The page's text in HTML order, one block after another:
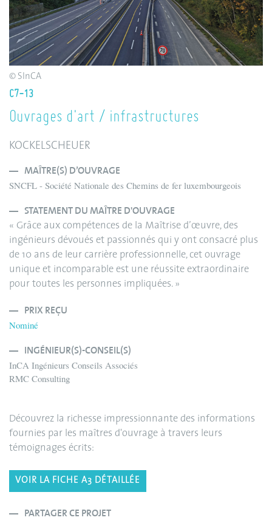
C7-13
Ouvrages d'art / infrastructures
KOCKELSCHEUER
MAÎTRE(S) D’OUVRAGE
SNCFL - Société Nationale des Chemins de fer luxembourgeois
STATEMENT DU MAÎTRE D'OUVRAGE
« Grâce aux compétences de la Maîtrise d’œuvre, des
ingénieurs dévoués et passionnés qui y ont consacré plus
de 10 ans de leur carrière professionnelle, cet ouvrage
unique et incomparable est une réussite extraordinaire
pour toutes les personnes impliquées. »
PRIX REÇU
Nominé
INGÉNIEUR(S)-CONSEIL(S)
InCA Ingénieurs Conseils Associés
RMC Consulting
Découvrez la richesse impressionnante des informations
fournies par les maîtres d'ouvrage à travers leurs
témoignages écrits:
VOIR LA FICHE A3 DÉTAILLÉE
PARTAGER CE PROJET
© SInCA